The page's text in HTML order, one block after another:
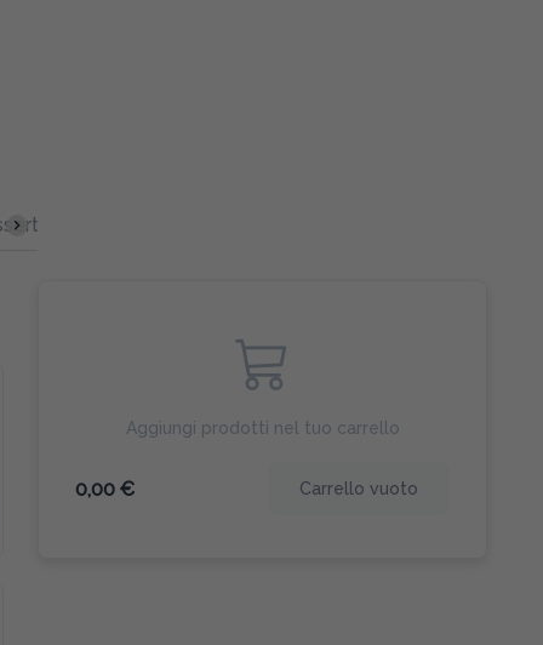
Aggiungi prodotti nel tuo carrello
0,00 € Carrello vuoto